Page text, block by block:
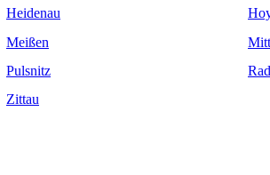
Heidenau
Meißen
Pulsnitz
Zittau